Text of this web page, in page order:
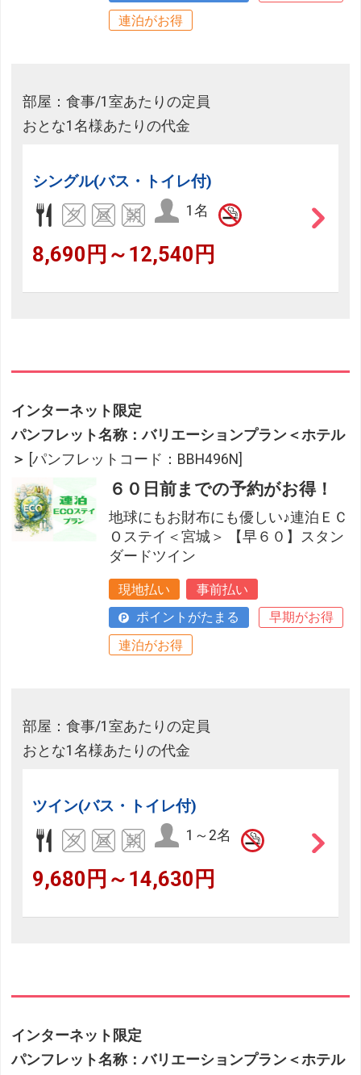
連泊がお得
部屋：食事/1室あたりの定員
おとな1名様あたりの代金
シングル(バス・トイレ付)
1名
8,690円～12,540円
インターネット限定
パンフレット名称：バリエーションプラン＜ホテル
＞ [パンフレットコード：BBH496N]
６０日前までの予約がお得！
地球にもお財布にも優しい♪連泊ＥＣ
Ｏステイ＜宮城＞ 【早６０】スタン
ダードツイン
現地払い
事前払い
ポイントがたまる
早期がお得
連泊がお得
部屋：食事/1室あたりの定員
おとな1名様あたりの代金
ツイン(バス・トイレ付)
1～2名
9,680円～14,630円
インターネット限定
パンフレット名称：バリエーションプラン＜ホテル